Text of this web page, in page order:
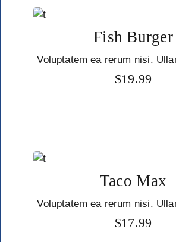
Fish Burger
Voluptatem ea rerum nisi.
$19.99
Taco Max
Voluptatem ea rerum nisi.
$17.99